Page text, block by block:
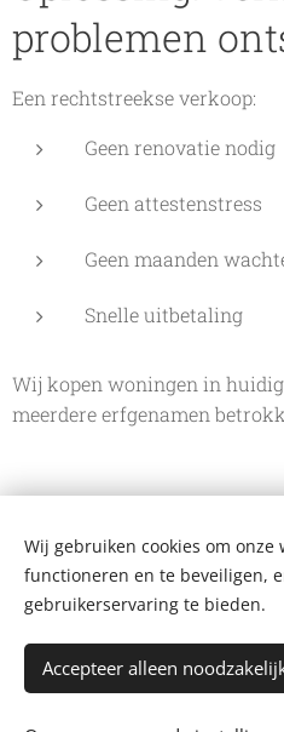
problemen
Een rechtstreekse verkoop:
Geen renovatie nodig
Geen attestenstress
Geen maanden
Snelle uitbetaling
Wij kopen woningen in
meerdere erfgenamen
De
Bergstraat 109 A,
+32 499
Facebook-
Wij gebruiken cookies om onze
functioneren en te beveiligen,
gebruikerservaring te bieden.
Accepteer alleen